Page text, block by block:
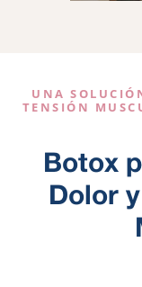
UNA
TENSIÓN
Botox
Dolor